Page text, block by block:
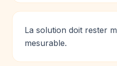
La solution doit rester
mesurable.